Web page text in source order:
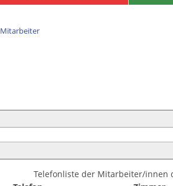
Mitarbeiter
Telefonliste der Mitarbeiter/innen